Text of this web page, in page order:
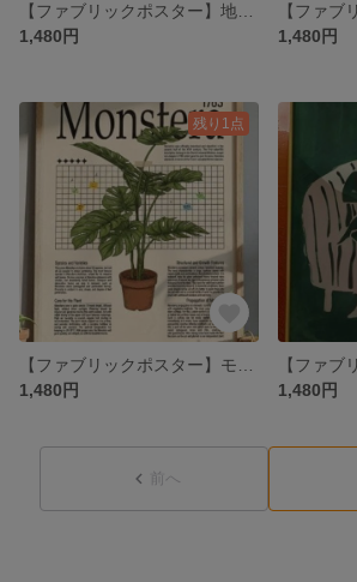
1,480円
1,480円
残り1点
1,480円
1,480円
前へ